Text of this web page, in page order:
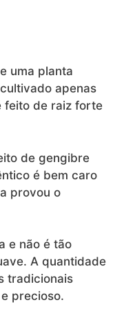
uma planta
apenas
feito de raiz forte
de gengibre
é bem caro
provou o
e não é tão
A quantidade
tradicionais
precioso.